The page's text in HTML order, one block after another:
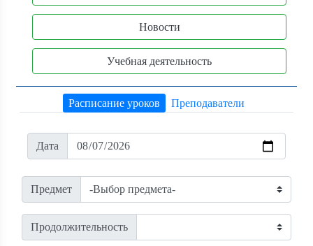
Новости
Учебная деятельность
Расписание уроков Преподаватели
Дата
Предмет
Продолжительность